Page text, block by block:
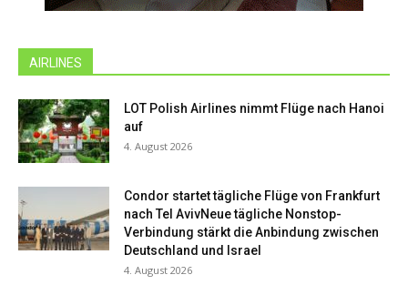
AIRLINES
LOT Polish Airlines nimmt Flüge nach Hanoi
auf
4. August 2026
Condor startet tägliche Flüge von Frankfurt
nach Tel AvivNeue tägliche Nonstop-
Verbindung stärkt die Anbindung zwischen
Deutschland und Israel
4. August 2026